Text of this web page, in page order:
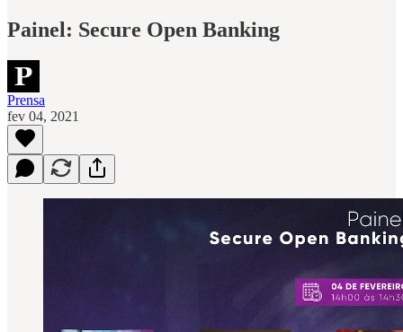
Painel: Secure Open Banking
Prensa
fev 04, 2021